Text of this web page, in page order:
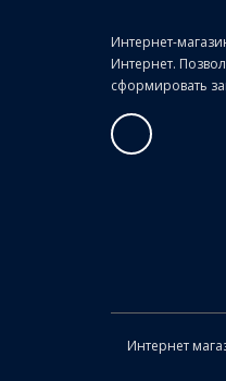
Интернет-
Интернет.
сформировать
Интернет